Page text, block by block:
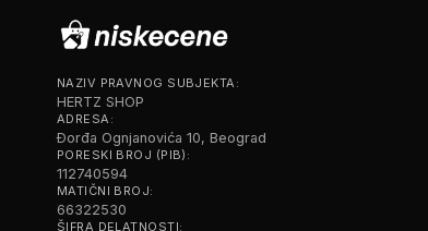
NAZIV PRAVNOG SUBJEKTA:
HERTZ SHOP
ADRESA:
Đorđa Ognjanovića 10, Beograd
PORESKI BROJ (PIB):
112740594
MATIČNI BROJ:
66322530
ŠIFRA DELATNOSTI: